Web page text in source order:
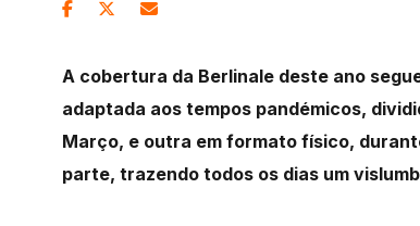
A cobertura da Berlinale deste ano
adaptada aos tempos pandémicos,
Março, e outra em formato físico,
parte, trazendo todos os dias um